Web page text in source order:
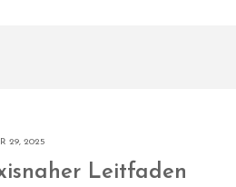
29, 2025
Leitfaden